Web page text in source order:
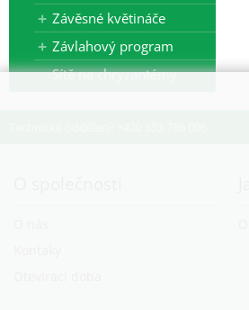
Závěsné květináče
Závlahový program
Sítě na chryzantémy